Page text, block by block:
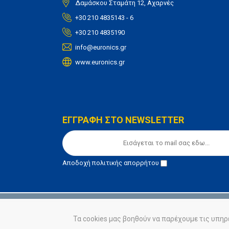
Δαμάσκου Σταμάτη 12, Αχαρνές
+30 210 4835143 - 6
+30 210 4835190
info@euronics.gr
www.euronics.gr
ΕΓΓΡΑΦΗ ΣΤΟ NEWSLETTER
Αποδοχήπολιτικής απορρήτου
Τα cookies μας βοηθούν να παρέχουμε τις